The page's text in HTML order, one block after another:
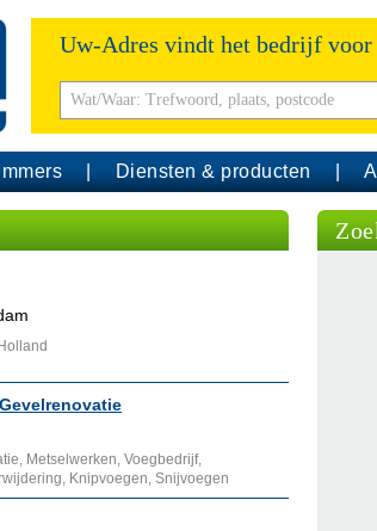
Uw-Adres vindt het bedrijf voor
Diensten & producten
Metselwerken, Voegbedrijf,
Knipvoegen, Snijvoegen